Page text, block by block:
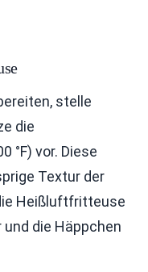
stelle
die
°F) vor. Diese
Textur der
Heißluftfritteuse
die Häppchen